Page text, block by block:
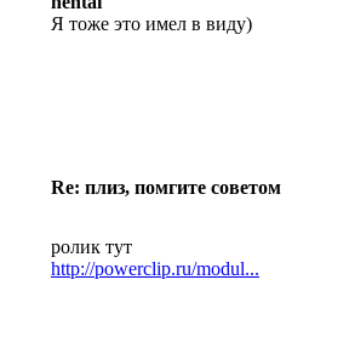
Я тоже это имел в виду)
Re: плиз, помгите советом
ролик тут
http://powerclip.ru/modul...